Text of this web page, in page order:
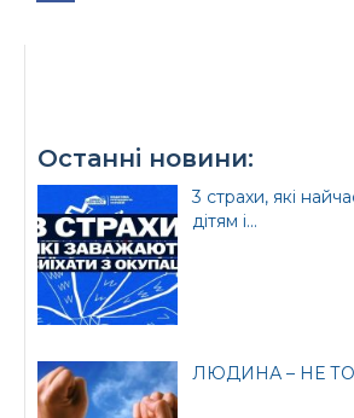
Останні новини:
3 страхи, які
дітям і...
ЛЮДИНА – НЕ